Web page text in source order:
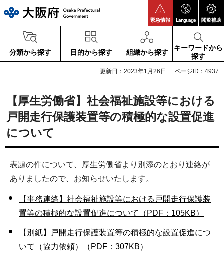
緊急情報 Language 閲覧補助
分類から探す 目的から探す 組織から探す
キーワードから
探す
更新日：2023年1月26日 ページID：4937
【厚生労働省】社会福祉施設等における
戸開走行保護装置等の積極的な設置促進
について
表題の件について、厚生労働省より別添のとおり連絡が
ありましたので、お知らせいたします。
【事務連絡】社会福祉施設等における戸開走行保護装
置等の積極的な設置促進について（PDF：105KB）
【別紙】戸開走行保護装置等の積極的な設置促進につ
いて（協力依頼）（PDF：307KB）